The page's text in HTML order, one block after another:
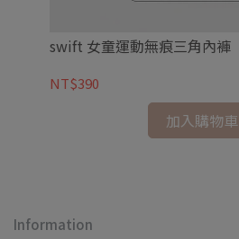
swift 女童運動無痕三角內褲
NT$390
加入購物車
Information